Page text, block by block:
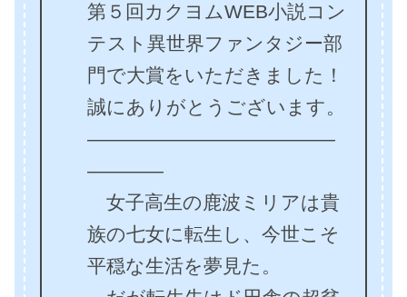
第５回カクヨムWEB小説コン
テスト異世界ファンタジー部
門で大賞をいただきました！
誠にありがとうございます。
―――――――――――――
――――
女子高生の鹿波ミリアは貴
族の七女に転生し、今世こそ
平穏な生活を夢見た。